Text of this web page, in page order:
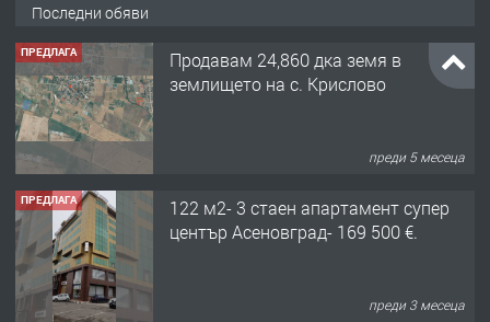
Последни обяви
ПРЕДЛАГА
Продавам 24,860 дка земя в
землището на с. Крислово
преди 5 месеца
ПРЕДЛАГА
122 м2- 3 стаен апартамент супер
център Асеновград- 169 500 €.
преди 3 месеца